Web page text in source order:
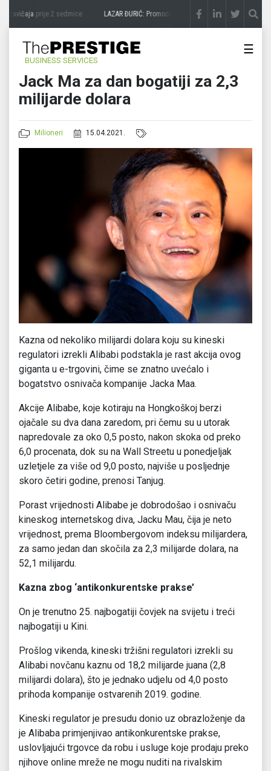
zavičajaprije 2 sedmice LAZAR ĐURIĆ: Promocija potencijal pretvara u destinaciju
BUSINESS SERVICES
☰
Jack Ma za dan bogatiji za 2,3
milijarde dolara
Milioneri 15.04.2021.
Kazna od nekoliko milijardi dolara koju su kineski
regulatori izrekli Alibabi podstakla je rast akcija ovog
giganta u e-trgovini, čime se znatno uvećalo i
bogatstvo osnivača kompanije Jacka Maa.
Akcije Alibabe, koje kotiraju na Hongkoškoj berzi
ojačale su dva dana zaredom, pri čemu su u utorak
napredovale za oko 0,5 posto, nakon skoka od preko
6,0 procenata, dok su na Wall Streetu u ponedjeljak
uzletjele za više od 9,0 posto, najviše u posljednje
skoro četiri godine, prenosi Tanjug.
Porast vrijednosti Alibabe je dobrodošao i osnivaču
kineskog internetskog diva, Jacku Mau, čija je neto
vrijednost, prema Bloombergovom indeksu milijardera,
za samo jedan dan skočila za 2,3 milijarde dolara, na
52,1 milijardu.
Kazna zbog ‘antikonkurentske prakse’
On je trenutno 25. najbogatiji čovjek na svijetu i treći
najbogatiji u Kini.
Prošlog vikenda, kineski tržišni regulatori izrekli su
Alibabi novčanu kaznu od 18,2 milijarde juana (2,8
milijardi dolara), što je jednako udjelu od 4,0 posto
prihoda kompanije ostvarenih 2019. godine.
Kineski regulator je presudu donio uz obrazloženje da
je Alibaba primjenjivao antikonkurentske prakse,
uslovljajući trgovce da robu i usluge koje prodaju preko
njihove online mreže ne mogu nuditi na rivalskim